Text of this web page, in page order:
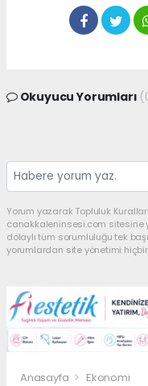
Okuyucu Yorumları
Yorum yazarak Topluluk
canakkaleninsesi.com sitesine
dolaylı tüm sorumluluğu tek
yorumlardan site yönetimi
Anasayfa Ekonomi